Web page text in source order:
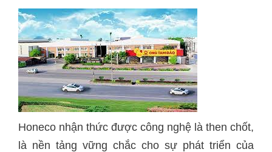
Honeco nhận thức được công nghệ là then chốt,
là nền tảng vững chắc cho sự phát triển của